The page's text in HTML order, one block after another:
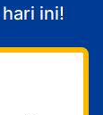
ini!